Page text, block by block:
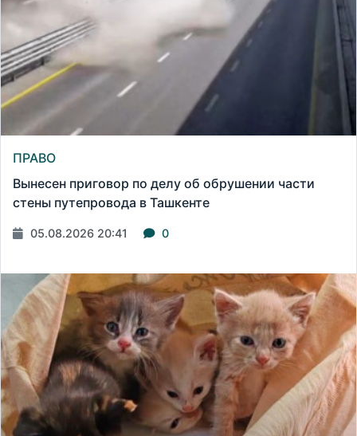
ПРАВО
Вынесен приговор по делу об обрушении части
стены путепровода в Ташкенте
05.08.2026 20:41 0